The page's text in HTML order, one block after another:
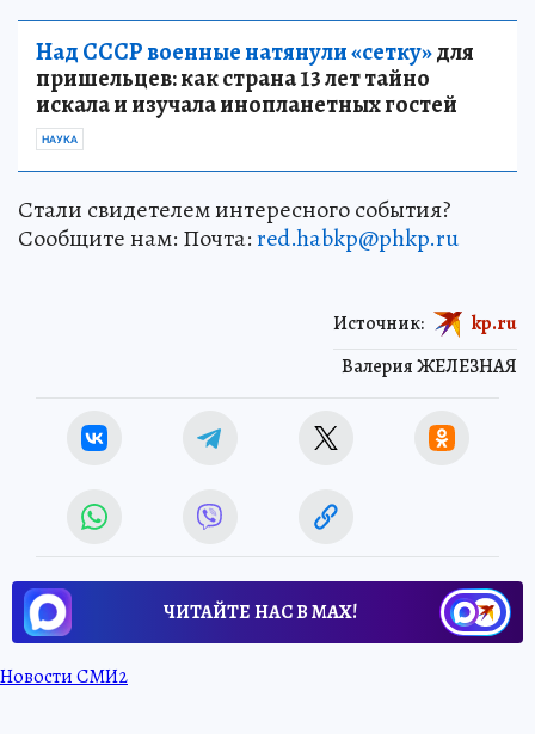
Над СССР военные натянули «сетку»для
пришельцев: как страна 13 лет тайно
искала и изучала инопланетных гостей
НАУКА
Стали свидетелем интересного события?
Сообщите нам: Почта:red.habkp@phkp.ru
Валерия ЖЕЛЕЗНАЯ
Источник: kp.ru
ЧИТАЙТЕ НАС В МАХ!
Новости СМИ2